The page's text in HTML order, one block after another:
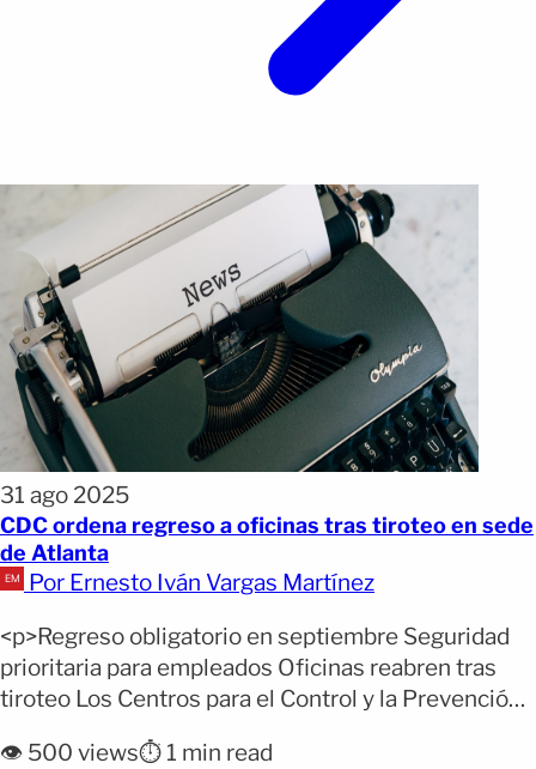
31 ago 2025
CDC ordena regreso a oficinas tras tiroteo en sede
de Atlanta
Por Ernesto Iván Vargas Martínez
<p>Regreso obligatorio en septiembre Seguridad
prioritaria para empleados Oficinas reabren tras
tiroteo Los Centros para el Control y la Prevención
para que regrese a trabajar de manera presencial el
👁️ 500 views⏱️ 1 min read